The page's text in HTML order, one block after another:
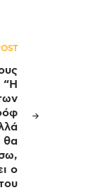
“H
θα
ο